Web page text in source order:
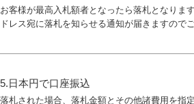
お客様が最高入札額者となったら落札となりま
ドレス宛に落札を知らせる通知が届きますので
5.日本円で口座振込
落札された場合、落札金額とその他諸費用を指